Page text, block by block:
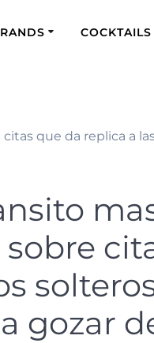
COCKTAILS
que da replica a
sobre
gozar